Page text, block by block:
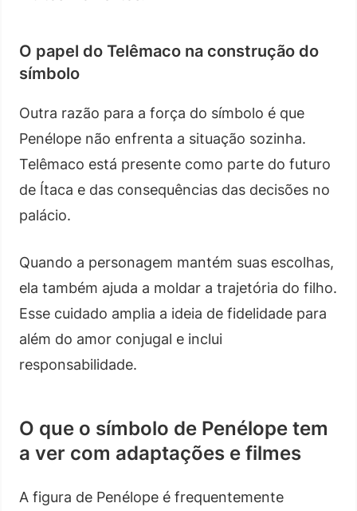
O papel do Telêmaco na construção do
símbolo
Outra razão para a força do símbolo é que
Penélope não enfrenta a situação sozinha.
Telêmaco está presente como parte do futuro
de Ítaca e das consequências das decisões no
palácio.
Quando a personagem mantém suas escolhas,
ela também ajuda a moldar a trajetória do filho.
Esse cuidado amplia a ideia de fidelidade para
além do amor conjugal e inclui
responsabilidade.
O que o símbolo de Penélope tem
a ver com adaptações e filmes
A figura de Penélope é frequentemente